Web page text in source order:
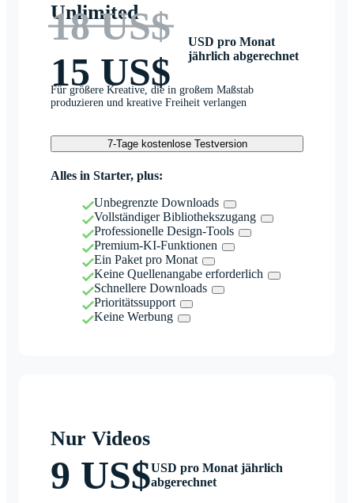
Unlimited
18 US$
15 US$
USD pro Monat
jährlich abgerechnet
Für größere Kreative, die in großem Maßstab
produzieren und kreative Freiheit verlangen
7-Tage kostenlose Testversion
Alles in Starter, plus:
Unbegrenzte Downloads
Vollständiger Bibliothekszugang
Professionelle Design-Tools
Premium-KI-Funktionen
Ein Paket pro Monat
Keine Quellenangabe erforderlich
Schnellere Downloads
Prioritätssupport
Keine Werbung
Nur Videos
9 US$USD pro Monat jährlich
abgerechnet